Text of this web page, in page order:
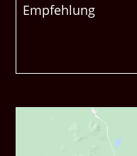
Empfehlung